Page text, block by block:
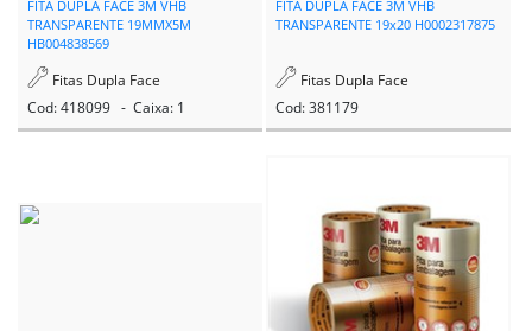
FITA DUPLA FACE 3M VHB
TRANSPARENTE 19MMX5M
HB004838569
Fitas Dupla Face
Cod: 418099 - Caixa: 1
FITA DUPLA FACE 3M VHB
TRANSPARENTE 19x20 H0002317875
Fitas Dupla Face
Cod: 381179